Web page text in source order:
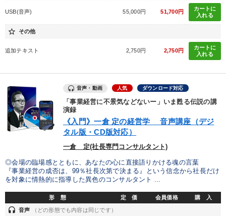
USB(音声) 55,000円 51,700円
カートに
入れる
star_border その他
追加テキスト 2,750円 2,750円
カートに
入れる
音声・動画 人気 ダウンロード対応
「事業経営に不景気などないー」いま甦る伝説の講
演録
《入門》一倉 定の経営学 音声講座（デジ
タル版・CD版対応）
一倉 定(社長専門コンサルタント)
◎会場の臨場感とともに、あなたの心に直接語りかける魂の言葉
『事業経営の成否は、99％社長次第で決まる』という信念から社長だけ
を対象に情熱的に指導した異色のコンサルタント ...
形 態 定 価 会員価格 購 入
headset 音声 （どの形態でも内容は同じです）